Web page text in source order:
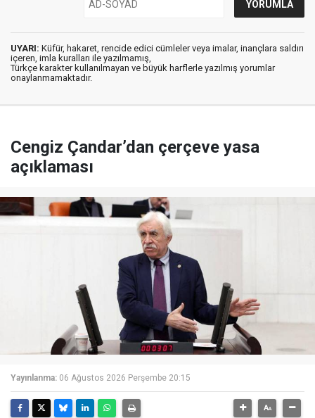
UYARI: Küfür, hakaret, rencide edici cümleler veya imalar, inançlara saldırı
içeren, imla kuralları ile yazılmamış,
Türkçe karakter kullanılmayan ve büyük harflerle yazılmış yorumlar
onaylanmamaktadır.
Cengiz Çandar’dan çerçeve yasa
açıklaması
Yayınlanma: 06 Ağustos 2026 Perşembe 20:15